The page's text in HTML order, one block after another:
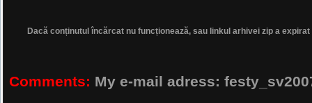
Dacă conținutul încărcat nu funcționează, sau linkul arhivei zip a
Comments: My e-mail adress: